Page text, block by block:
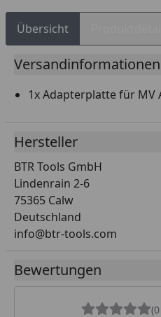
Übersicht
Versandinformationen
1x Adapterplatte für MV
Hersteller
BTR Tools GmbH
Lindenrain 2-6
75365 Calw
Deutschland
info@btr-tools.com
Bewertungen